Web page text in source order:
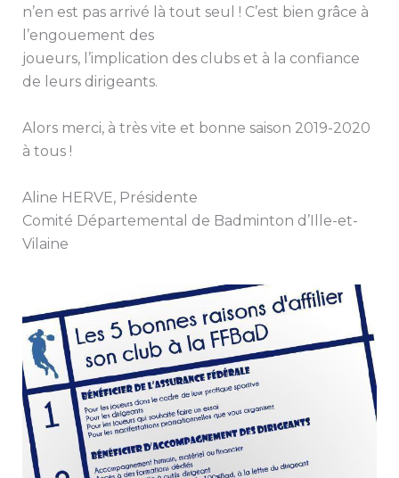
n’en est pas arrivé là tout seul ! C’est bien grâce à
l’engouement des
joueurs, l’implication des clubs et à la confiance
de leurs dirigeants.
Alors merci, à très vite et bonne saison 2019-2020
à tous !
Aline HERVE, Présidente
Comité Départemental de Badminton d’Ille-et-
Vilaine